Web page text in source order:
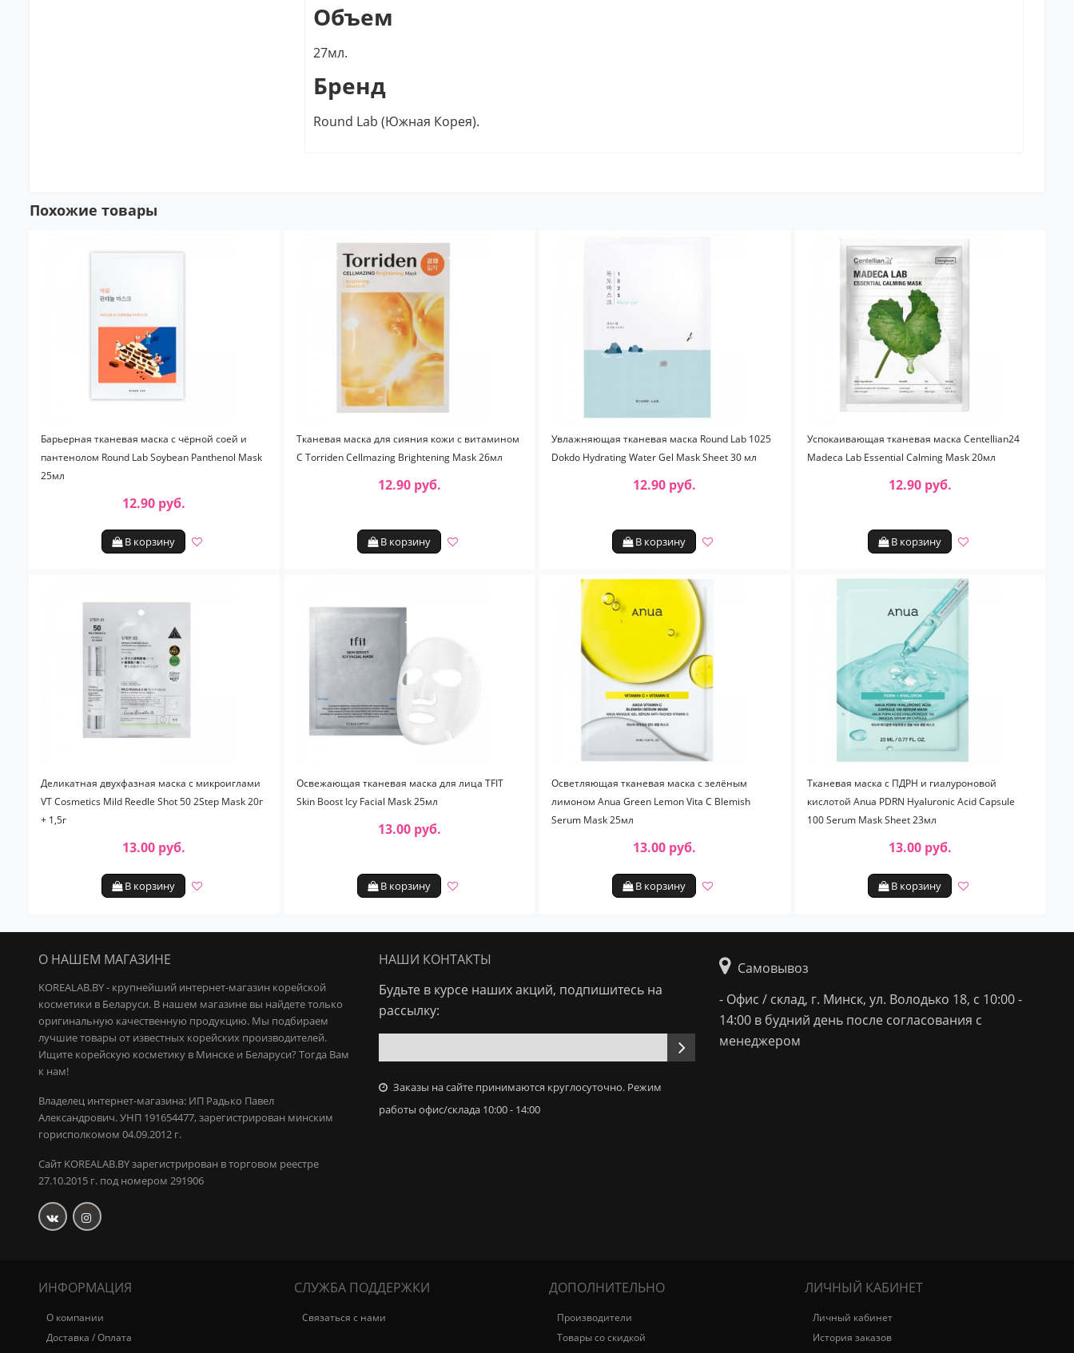
Объем
27мл.
Бренд
Round Lab (Южная Корея).
Похожие товары
Барьерная тканевая маска с чёрной соей и
пантенолом Round Lab Soybean Panthenol Mask
25мл
12.90 руб.
В корзину
Тканевая маска для сияния кожи с витамином
С Torriden Cellmazing Brightening Mask 26мл
12.90 руб.
В корзину
Увлажняющая тканевая маска Round Lab 1025
Dokdo Hydrating Water Gel Mask Sheet 30 мл
12.90 руб.
В корзину
Успокаивающая тканевая маска Centellian24
Madeca Lab Essential Calming Mask 20мл
12.90 руб.
В корзину
Деликатная двухфазная маска с микроиглами
VT Cosmetics Mild Reedle Shot 50 2Step Mask 20г
+ 1,5г
13.00 руб.
В корзину
Освежающая тканевая маска для лица TFIT
Skin Boost Icy Facial Mask 25мл
13.00 руб.
В корзину
Осветляющая тканевая маска с зелёным
лимоном Anua Green Lemon Vita C Blemish
Serum Mask 25мл
13.00 руб.
В корзину
Тканевая маска с ПДРН и гиалуроновой
кислотой Anua PDRN Hyaluronic Acid Capsule
100 Serum Mask Sheet 23мл
13.00 руб.
В корзину
О НАШЕМ МАГАЗИНЕ
KOREALAB.BY - крупнейший интернет-магазин корейской
косметики в Беларуси. В нашем магазине вы найдете только
оригинальную качественную продукцию. Мы подбираем
лучшие товары от известных корейских производителей.
Ищите корейскую косметику в Минске и Беларуси? Тогда Вам
к нам!
Владелец интернет-магазина: ИП Радько Павел
Александрович.УНП 191654477, зарегистрирован минским
горисполкомом 04.09.2012 г.
Сайт KOREALAB.BY зарегистрирован в торговом реестре
27.10.2015 г. под номером 291906
НАШИ КОНТАКТЫ
Будьте в курсе наших акций, подпишитесь на
рассылку:
Заказы на сайте принимаются круглосуточно. Режим
работы офис/склада 10:00 - 14:00
Самовывоз
- Офис / склад, г. Минск, ул. Володько 18, с 10:00 -
14:00 в будний день после согласования с
менеджером
ИНФОРМАЦИЯ
О компании
Доставка / Оплата
СЛУЖБА ПОДДЕРЖКИ
Связаться с нами
ДОПОЛНИТЕЛЬНО
Производители
Товары со скидкой
ЛИЧНЫЙ КАБИНЕТ
Личный кабинет
История заказов